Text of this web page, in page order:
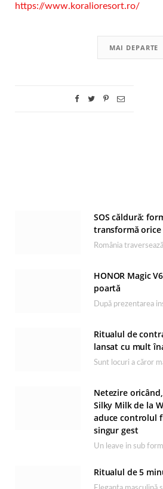
https://www.koralioresort.ro/
MAI DEPARTE
SOS căldură:
transformă
HONOR Magic
poartă
Ritualul de
lansat cu mult
Netezire
Silky Milk de la
aduce controlul
singur gest
Ritualul de 5